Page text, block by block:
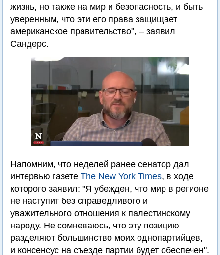
жизнь, но также на мир и безопасность, и быть
уверенным, что эти его права защищает
американское правительство", – заявил
Сандерс.
Напомним, что неделей ранее сенатор дал
интервью газете Тhe New York Times, в ходе
которого заявил: "Я убежден, что мир в регионе
не наступит без справедливого и
уважительного отношения к палестинскому
народу. Не сомневаюсь, что эту позицию
разделяют большинство моих однопартийцев,
и консенсус на съезде партии будет обеспечен".